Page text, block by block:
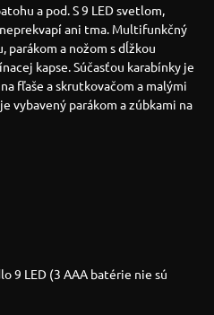
a pod. S 9 LED svetlom,
ani tma. Multifunkčný
parákom a nožom s dĺžkou
kapse. Súčasťou karabínky je
fľaše a skrutkovačom a malými
vybavený parákom a zúbkami na
9 LED (3 AAA batérie nie sú